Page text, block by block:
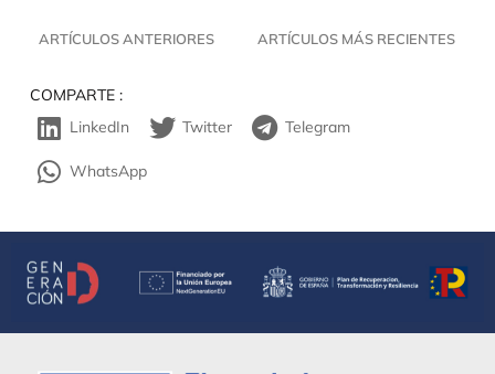
ARTÍCULOS ANTERIORES ARTÍCULOS MÁS RECIENTES
COMPARTE :
LinkedIn
Twitter Telegram
WhatsApp